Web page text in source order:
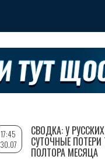
17:45
30.07
СВОДКА: У
СУТОЧНЫЕ ПОТЕРИ
ПОЛТОРА МЕСЯЦА